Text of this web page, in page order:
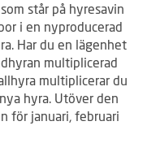
står på hyresavin
i en nyproducerad
Har du en lägenhet
multiplicerad
multiplicerar du
hyra. Utöver den
för januari, februari